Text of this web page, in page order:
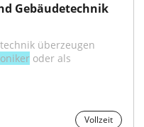
Gebäudetechnik
überzeugen
oder als
Vollzeit